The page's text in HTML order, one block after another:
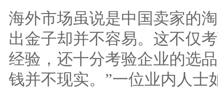
海外市场虽说是中国卖家的
出金子却并不容易。这不仅
经验，还十分考验企业的选
钱并不现实。”一位业内人士